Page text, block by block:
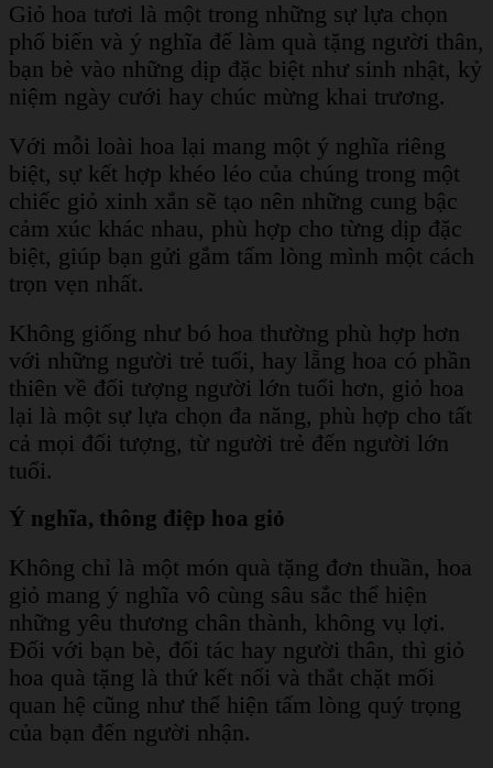
Giỏ hoa tươi là một trong những sự lựa chọn
phổ biến và ý nghĩa để làm quà tặng người thân,
bạn bè vào những dịp đặc biệt như sinh nhật, kỷ
niệm ngày cưới hay chúc mừng khai trương.
Với mỗi loài hoa lại mang một ý nghĩa riêng
biệt, sự kết hợp khéo léo của chúng trong một
chiếc giỏ xinh xắn sẽ tạo nên những cung bậc
cảm xúc khác nhau, phù hợp cho từng dịp đặc
biệt, giúp bạn gửi gắm tấm lòng mình một cách
trọn vẹn nhất.
Không giống như bó hoa thường phù hợp hơn
với những người trẻ tuổi, hay lẵng hoa có phần
thiên về đối tượng người lớn tuổi hơn, giỏ hoa
lại là một sự lựa chọn đa năng, phù hợp cho tất
cả mọi đối tượng, từ người trẻ đến người lớn
tuổi.
Ý nghĩa, thông điệp hoa giỏ
Không chỉ là một món quà tặng đơn thuần, hoa
giỏ mang ý nghĩa vô cùng sâu sắc thể hiện
những yêu thương chân thành, không vụ lợi.
Đối với bạn bè, đối tác hay người thân, thì giỏ
hoa quà tặng là thứ kết nối và thắt chặt mối
quan hệ cũng như thể hiện tấm lòng quý trọng
của bạn đến người nhận.